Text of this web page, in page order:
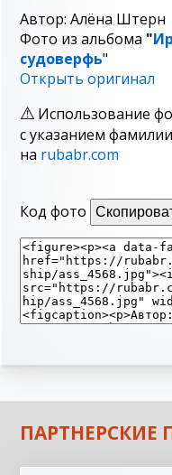
Автор: Алёна Штерн
Фото из альбома "
судоверфь"
Открыть оригинал
Использование
с указанием
на rubabr.com
Код фото
ПАРТНЕРСКИЕ